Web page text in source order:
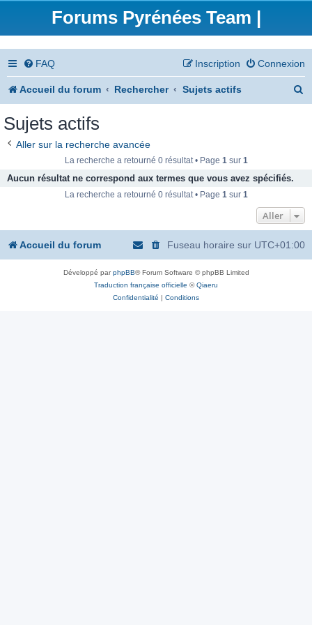
Forums Pyrénées Team |
FAQ Connexion
Inscription
Accueil du forum Rechercher Sujets actifs
e
Sujets actifs
Aller sur la recherche avancée
La recherche a retourné 0 résultat • Page 1sur 1
Aucun résultat ne correspond aux termes que vous avez spécifiés.
La recherche a retourné 0 résultat • Page 1sur 1
Aller
Accueil du forum Fuseau horaire sur UTC+01:00
Développé parphpBB® Forum Software © phpBB Limited
Traduction française officielle ©Qiaeru
Confidentialité | Conditions